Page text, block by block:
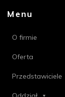
Menu
O firmie
Oferta
Przedstawiciele